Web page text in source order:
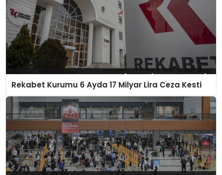
Rekabet Kurumu 6 Ayda 17 Milyar Lira Ceza Kesti